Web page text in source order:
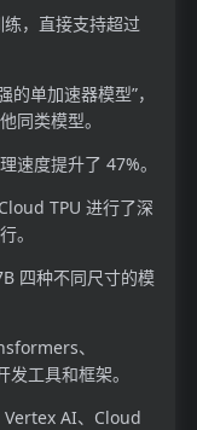
，直接支持超过
单加速器模型”，
同类模型。
速度提升了 47%。
TPU 进行了深
。
四种不同尺寸的模
、
工具和框架。
AI、Cloud